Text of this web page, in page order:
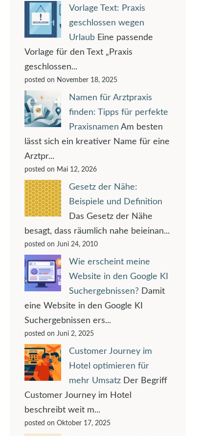
Vorlage Text: Praxis
geschlossen wegen
Urlaub Eine passende
Vorlage für den Text „Praxis
geschlossen...
posted on November 18, 2025
Namen für Arztpraxis
finden: Tipps für perfekte
Praxisnamen Am besten
lässt sich ein kreativer Name für eine
Arztpr...
posted on Mai 12, 2026
Gesetz der Nähe:
Beispiele und Definition
Das Gesetz der Nähe
besagt, dass räumlich nahe beieinan...
posted on Juni 24, 2010
Wie erscheint meine
Website in den Google KI
Suchergebnissen? Damit
eine Website in den Google KI
Suchergebnissen ers...
posted on Juni 2, 2025
Customer Journey im
Hotel optimieren für
mehr Umsatz Der Begriff
Customer Journey im Hotel
beschreibt weit m...
posted on Oktober 17, 2025